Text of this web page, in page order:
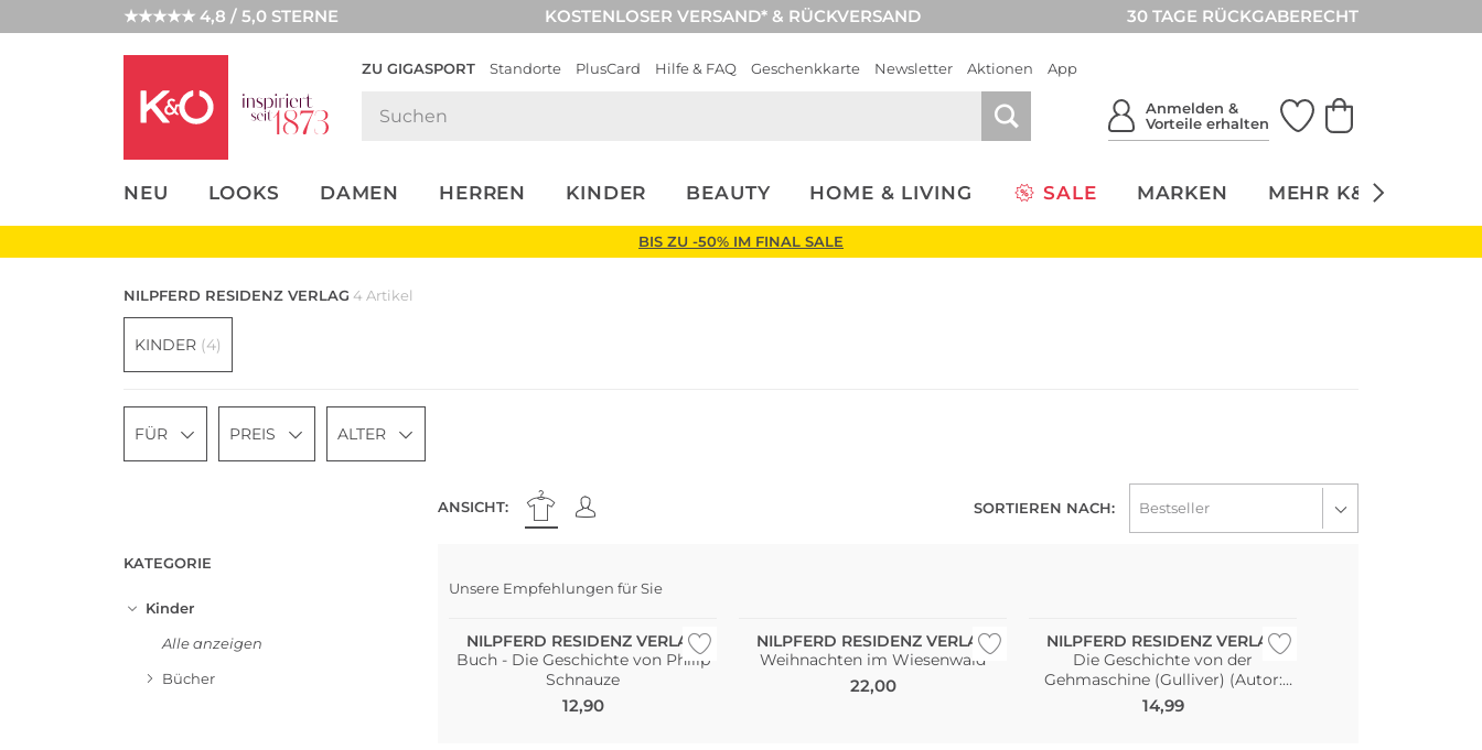
★★★★★ 4,8 / 5,0 STERNE KOSTENLOSER VERSAND* & RÜCKVERSAND 30 TAGE RÜCKGABERECHT
ZU GIGASPORT Standorte PlusCard Hilfe & FAQ Geschenkkarte Newsletter Aktionen App
Anmelden &
Vorteile erhalten
NEU LOOKS DAMEN HERREN KINDER BEAUTY HOME & LIVING SALE MARKEN MEHR K&Ö
UNSERE APP
CLICK &
BIS ZU -50% IM FINAL SALE
NILPFERD RESIDENZ VERLAG 4 Artikel
KINDER (4)
FÜR PREIS ALTER
ANSICHT: SORTIEREN NACH:
KATEGORIE
Kinder
Alle anzeigen
Bücher
Unsere Empfehlungen für Sie
NILPFERD RESIDENZ VERLAG
Buch - Die Geschichte von Philip
Schnauze
12,90
NILPFERD RESIDENZ VERLAG
Weihnachten im Wiesenwald
22,00
NILPFERD RESIDENZ VERLAG
Die Geschichte von der
Gehmaschine (Gulliver) (Autor:
Erwin Moser)
14,99